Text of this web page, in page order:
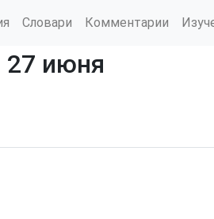
Словари Комментарии
27 июня